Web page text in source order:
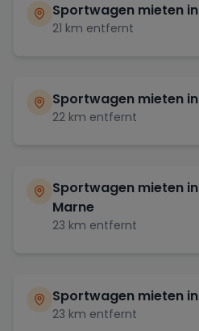
Sportwagen mieten in
21 km entfernt
Sportwagen mieten in
22 km entfernt
Sportwagen mieten in
Marne
23 km entfernt
Sportwagen mieten in
23 km entfernt